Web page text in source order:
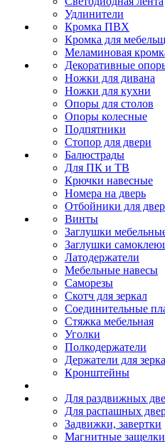
Удлинители
Кромка ПВХ
Кромка для
Меламиновая
Декоративные
Ножки для дивана
Ножки для кухни
Опоры для столов
Опоры колесные
Подпятники
Стопор для двери
Балюстрады
Для ПК и ТВ
Крючки навесные
Номера на дверь
Отбойники для
Винты
Заглушки
Заглушки
Латодержатели
Мебельные навесы
Саморезы
Скотч для зеркал
Соединительные
Стяжка мебельная
Уголки
Полкодержатели
Держатели для
Кронштейны
Для раздвижных
Для распашных
Задвижки, завертки
Магнитные защелки